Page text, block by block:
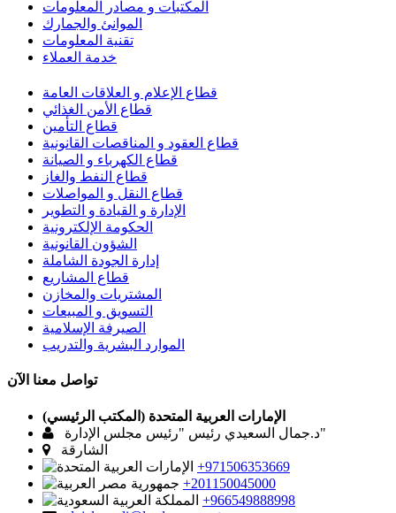
المكتبات و مصادر المعلومات
الموانئ والجمارك
تقنية المعلومات
خدمة العملاء
قطاع الإعلام و العلاقات العامة
قطاع الأمن الغذائي
قطاع التأمين
قطاع العقود و المناقصات القانونية
قطاع الكهرباء و الصيانة
قطاع النفط والغاز
قطاع النقل و المواصلات
الإدارة و القيادة و التطوير
الحكومة الإلكترونية
الشؤون القانونية
إدارة الجودة الشاملة
قطاع المشاريع
المشتريات والمخازن
التسويق و المبيعات
الصيرفة الإسلامية
الموارد البشرية والتدريب
تواصل معنا الآن
الإمارات العربية المتحدة (المكتب الرئيسي)
د.جمال السعيدي رئيس "رئيس مجلس الإدارة"
الشارقة
+971506353669
+201150045000
+966549888998